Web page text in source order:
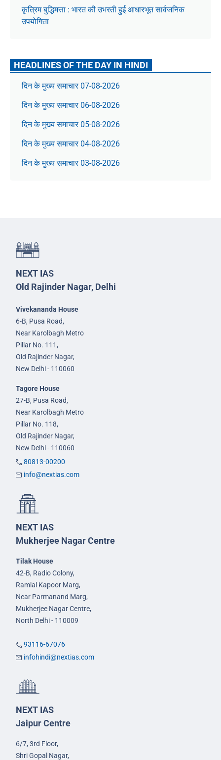
कृत्रिम बुद्धिमत्ता : भारत की उभरती हुई आधारभूत सार्वजनिक
उपयोगिता
HEADLINES OF THE DAY IN HINDI
दिन के मुख्य समाचार 07-08-2026
दिन के मुख्य समाचार 06-08-2026
दिन के मुख्य समाचार 05-08-2026
दिन के मुख्य समाचार 04-08-2026
दिन के मुख्य समाचार 03-08-2026
NEXT IAS
Old Rajinder Nagar, Delhi
Vivekananda House
6-B, Pusa Road,
Near Karolbagh Metro
Pillar No. 111,
Old Rajinder Nagar,
New Delhi - 110060
Tagore House
27-B, Pusa Road,
Near Karolbagh Metro
Pillar No. 118,
Old Rajinder Nagar,
New Delhi - 110060
80813-00200
info@nextias.com
NEXT IAS
Mukherjee Nagar Centre
Tilak House
42-B, Radio Colony,
Ramlal Kapoor Marg,
Near Parmanand Marg,
Mukherjee Nagar Centre,
North Delhi - 110009
93116-67076
infohindi@nextias.com
NEXT IAS
Jaipur Centre
6/7, 3rd Floor,
Shri Gopal Nagar,